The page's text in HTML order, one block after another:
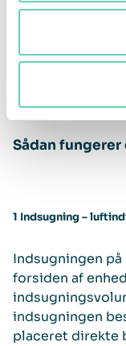
Sådan fungerer
1 Indsugning –
Indsugningen på
forsiden af
indsugningen
placeret direkte